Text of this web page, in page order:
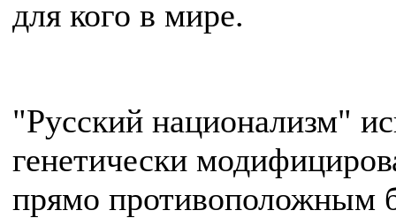
для кого в мире.
"Русский национализм"
генетически
прямо противоположным